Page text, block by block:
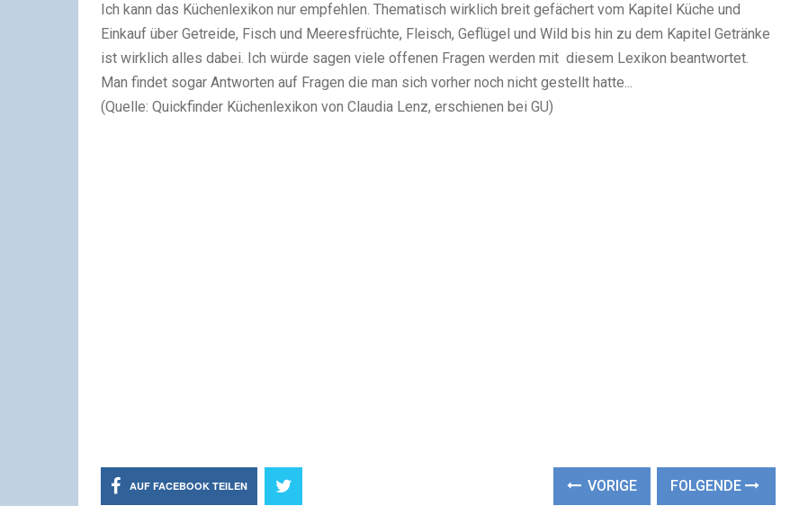
Ich kann das Küchenlexikon nur empfehlen. Thematisch wirklich breit gefächert vom Kapitel Küche und
Einkauf über Getreide, Fisch und Meeresfrüchte, Fleisch, Geflügel und Wild bis hin zu dem Kapitel Getränke
ist wirklich alles dabei. Ich würde sagen viele offenen Fragen werden mit diesem Lexikon beantwortet.
Man findet sogar Antworten auf Fragen die man sich vorher noch nicht gestellt hatte...
(Quelle: Quickfinder Küchenlexikon von Claudia Lenz, erschienen bei GU)
AUF FACEBOOK TEILEN VORIGE FOLGENDE